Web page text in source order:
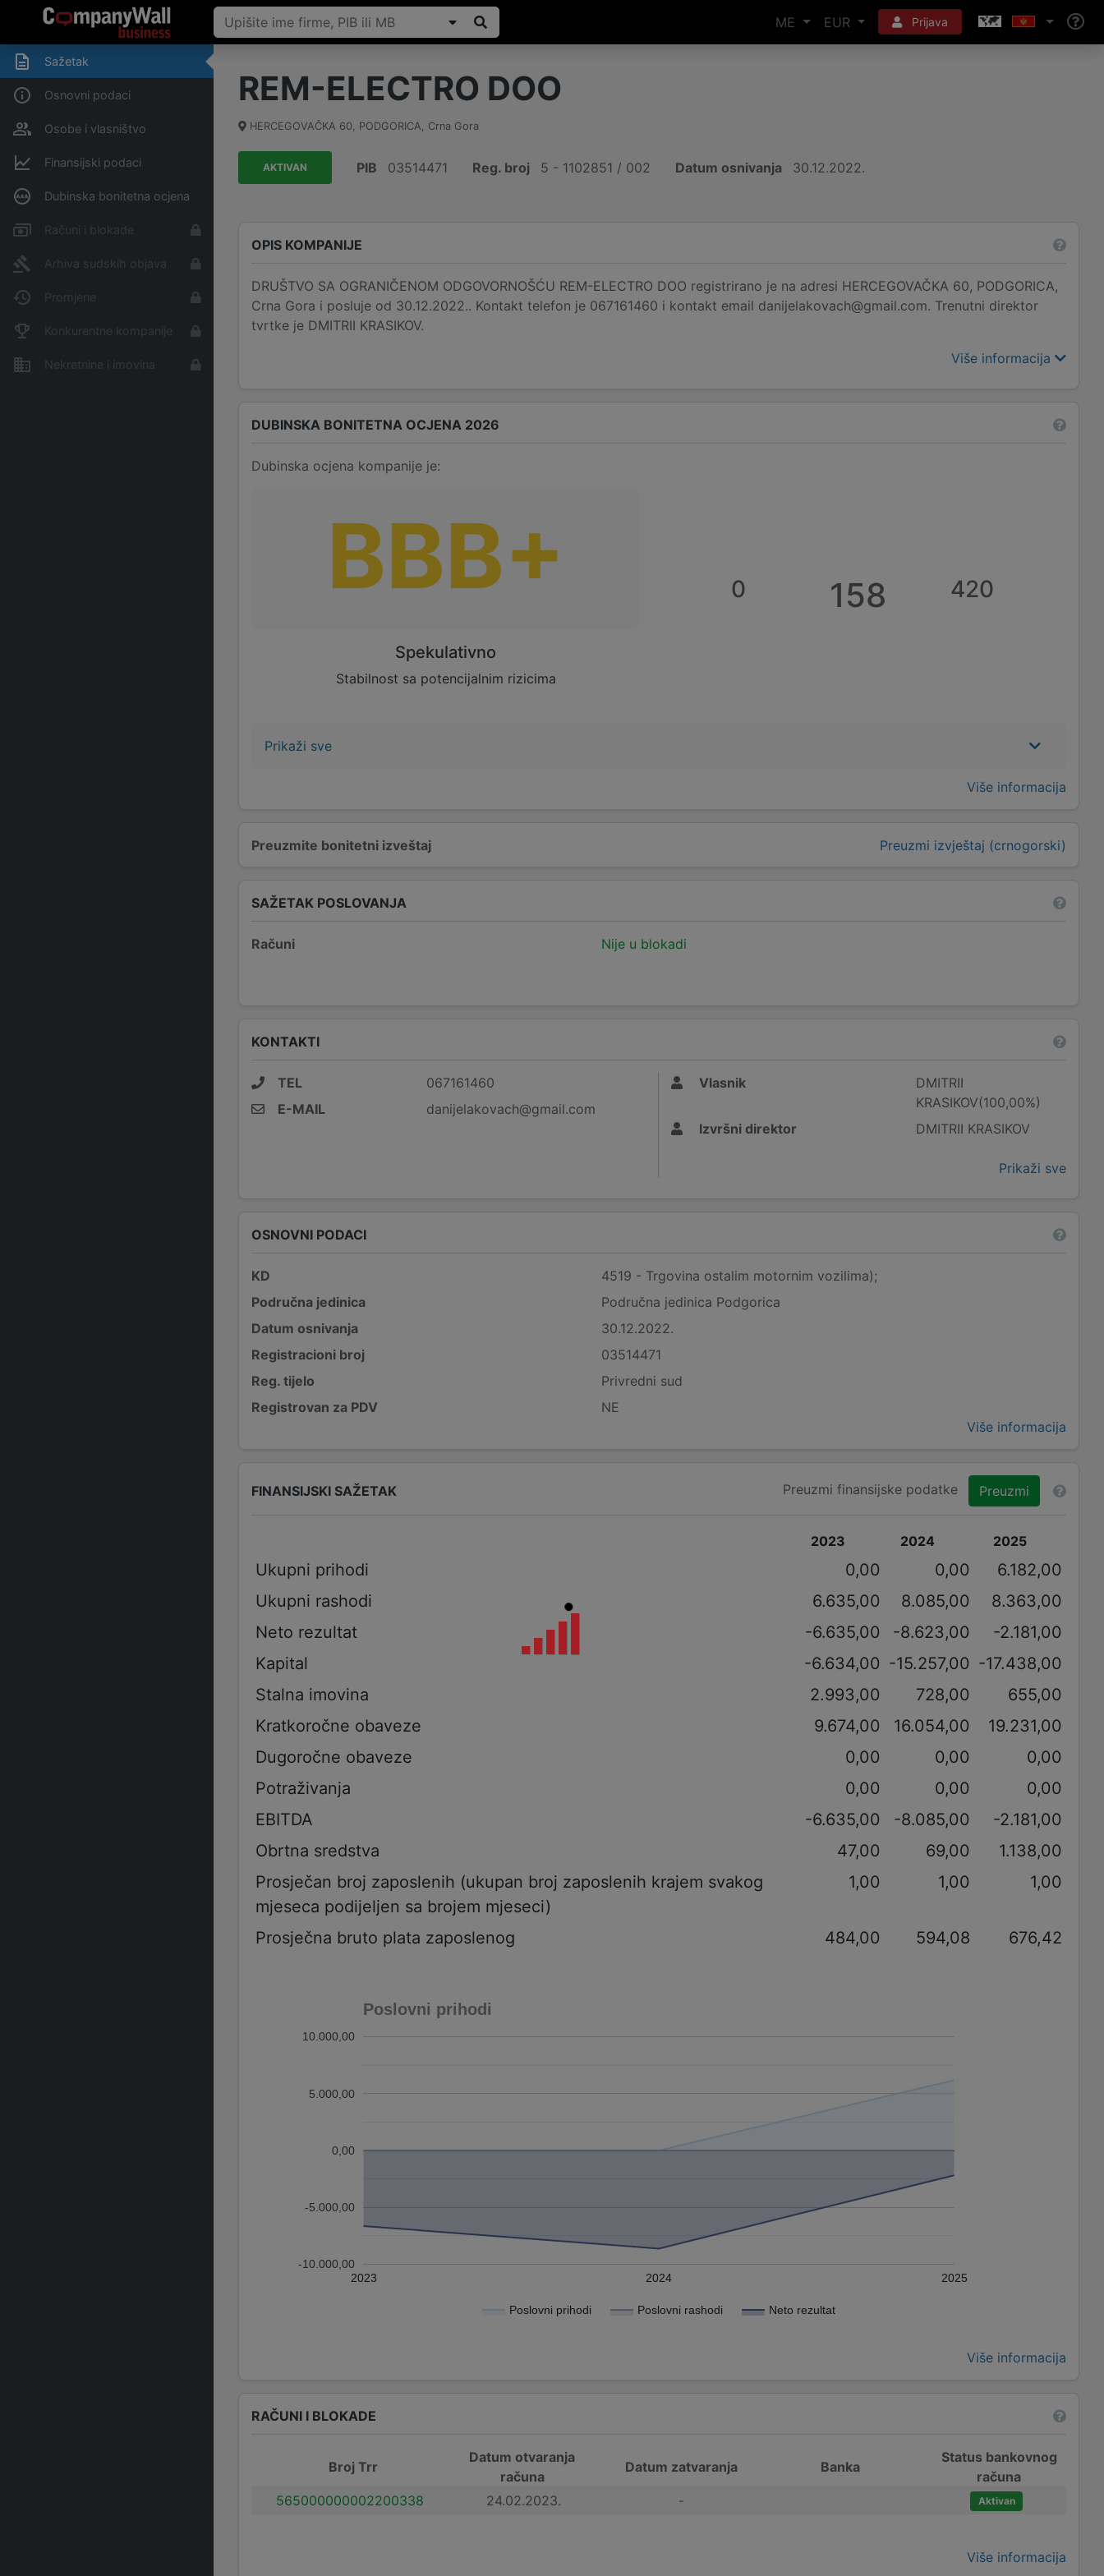
ME EUR Prijava
Sažetak
Osnovni podaci
Osobe i vlasništvo
Finansijski podaci
Dubinska bonitetna ocjena
Računi i blokade
Arhiva sudskih objava
Promjene
Konkurentne kompanije
Nekretnine i imovina
REM-ELECTRO DOO
HERCEGOVAČKA 60, PODGORICA, Crna Gora
AKTIVAN PIB 03514471 Reg. broj 5 - 1102851 / 002 Datum osnivanja 30.12.2022.
OPIS KOMPANIJE
DRUŠTVO SA OGRANIČENOM ODGOVORNOŠĆU REM-ELECTRO DOO registrirano je na adresi HERCEGOVAČKA 60, PODGORICA,
Crna Gora i posluje od 30.12.2022.. Kontakt telefon je 067161460 i kontakt email danijelakovach@gmail.com. Trenutni direktor
tvrtke je DMITRII KRASIKOV.
Više informacija
Preuzmite bonitetni izveštaj Preuzmi izvještaj (crnogorski)
DUBINSKA BONITETNA OCJENA 2026
Dubinska ocjena kompanije je:
BBB+
Spekulativno
Stabilnost sa potencijalnim rizicima
0 158 420
Prikaži sve
Više informacija
SAŽETAK POSLOVANJA
Računi Nije u blokadi
KONTAKTI
TEL
067161460
E-MAIL
danijelakovach@gmail.com
Vlasnik
DMITRII
KRASIKOV(100,00%)
Izvršni direktor
DMITRII KRASIKOV
Prikaži sve
OSNOVNI PODACI
KD
4519 - Trgovina ostalim motornim vozilima);
Područna jedinica
Područna jedinica Podgorica
Datum osnivanja
30.12.2022.
Registracioni broj
03514471
Reg. tijelo
Privredni sud
Registrovan za PDV
NE
Više informacija
FINANSIJSKI SAŽETAK Preuzmi finansijske podatke Preuzmi
2023 2024 2025
Ukupni prihodi 0,00 0,00
6.182,00
Ukupni rashodi
6.635,00 8.085,00
8.363,00
Neto rezultat
-6.635,00 -8.623,00
-2.181,00
Kapital
-6.634,00 -15.257,00 -17.438,00
Stalna imovina
2.993,00 728,00
655,00
Kratkoročne obaveze
9.674,00 16.054,00
19.231,00
Dugoročne obaveze
0,00 0,00
0,00
Potraživanja
0,00 0,00
0,00
EBITDA
-6.635,00 -8.085,00
-2.181,00
Obrtna sredstva
47,00 69,00
1.138,00
Prosječan broj zaposlenih (ukupan broj zaposlenih krajem svakog
mjeseca podijeljen sa brojem mjeseci)
1,00 1,00 1,00
Prosječna bruto plata zaposlenog 484,00 594,08 676,42
Poslovni prihodi
Poslovni prihodi Poslovni rashodi Neto rezultat
2023 2024 2025
-10.000,00
-5.000,00
0,00
5.000,00
10.000,00
Više informacija
RAČUNI I BLOKADE
Broj Trr
Datum otvaranja
računa
Datum zatvaranja Banka
Status bankovnog
računa
565000000002200338
24.02.2023. - Aktivan
Više informacija